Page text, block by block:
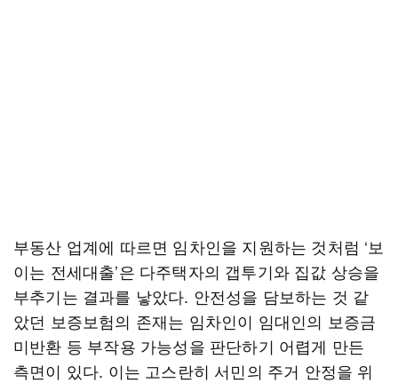
부동산 업계에 따르면 임차인을 지원하는 것처럼 ‘보
이는 전세대출’은 다주택자의 갭투기와 집값 상승을
부추기는 결과를 낳았다. 안전성을 담보하는 것 같
았던 보증보험의 존재는 임차인이 임대인의 보증금
미반환 등 부작용 가능성을 판단하기 어렵게 만든
측면이 있다. 이는 고스란히 서민의 주거 안정을 위